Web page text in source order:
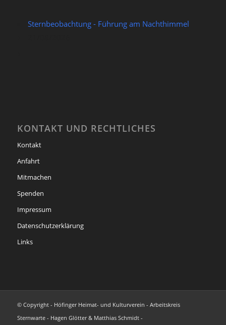
Sternbeobachtung - Führung am Nachthimmel
KONTAKT UND RECHTLICHES
Kontakt
Anfahrt
Mitmachen
Spenden
Impressum
Datenschutzerklärung
Links
© Copyright - Höfinger Heimat- und Kulturverein - Arbeitskreis
Sternwarte - Hagen Glötter & Matthias Schmidt -